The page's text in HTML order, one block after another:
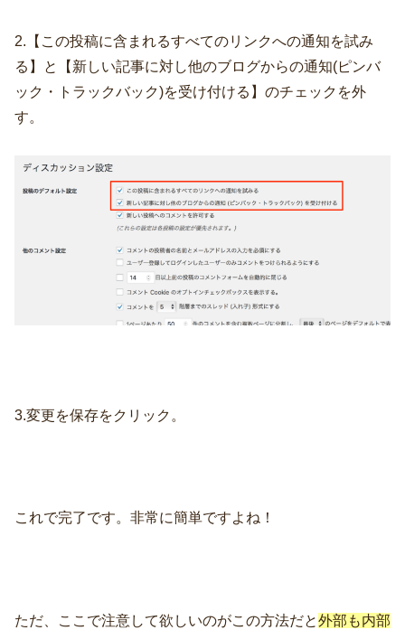
2.【この投稿に含まれるすべてのリンクへの通知を試み
る】と【新しい記事に対し他のブログからの通知(ピンバ
ック・トラックバック)を受け付ける】のチェックを外
す。
3.変更を保存をクリック。
これで完了です。非常に簡単ですよね！
ただ、ここで注意して欲しいのがこの方法だと外部も内部